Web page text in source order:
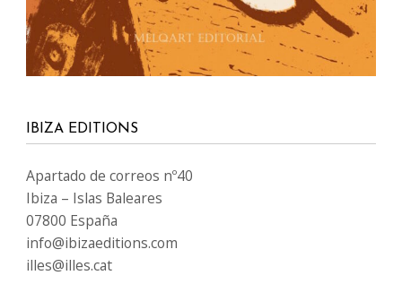
IBIZA EDITIONS
Apartado de correos nº40
Ibiza – Islas Baleares
07800 España
info@ibizaeditions.com
illes@illes.cat